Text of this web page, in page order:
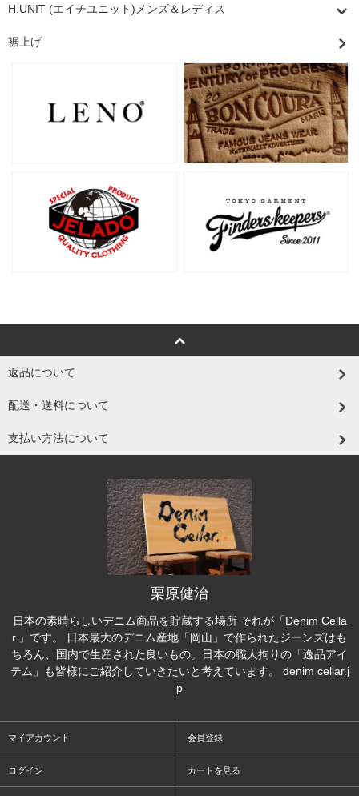
H.UNIT (エイチユニット)メンズ＆レディス
裾上げ
返品について
配送・送料について
支払い方法について
栗原健治
日本の素晴らしいデニム商品を貯蔵する場所 それが「Denim Cella
r.」です。 日本最大のデニム産地「岡山」で作られたジーンズはも
ちろん、国内で生産された良いもの。日本の職人拘りの「逸品アイ
テム」も皆様にご紹介していきたいと考えています。 denim cellar.j
p
マイアカウント 会員登録
ログイン カートを見る